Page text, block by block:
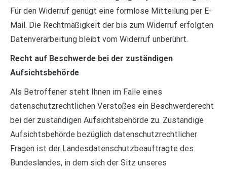
Für den Widerruf genügt eine formlose Mitteilung per E-
Mail. Die Rechtmäßigkeit der bis zum Widerruf erfolgten
Datenverarbeitung bleibt vom Widerruf unberührt.
Recht auf Beschwerde bei der zuständigen
Aufsichtsbehörde
Als Betroffener steht Ihnen im Falle eines
datenschutzrechtlichen Verstoßes ein Beschwerderecht
bei der zuständigen Aufsichtsbehörde zu. Zuständige
Aufsichtsbehörde bezüglich datenschutzrechtlicher
Fragen ist der Landesdatenschutzbeauftragte des
Bundeslandes, in dem sich der Sitz unseres